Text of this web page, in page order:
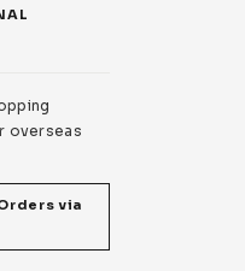
overseas
via